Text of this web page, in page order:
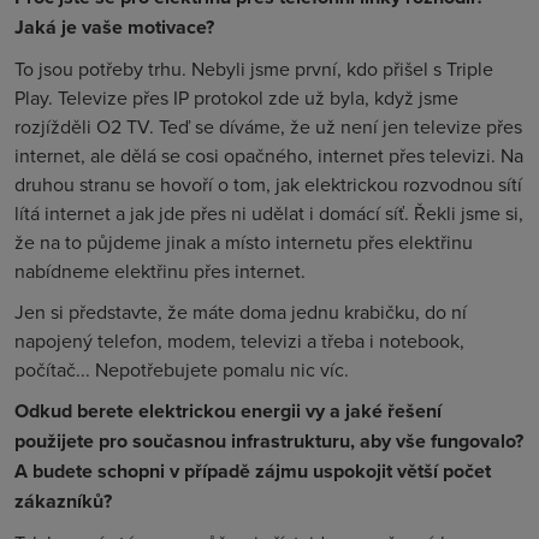
Jaká je vaše motivace?
To jsou potřeby trhu. Nebyli jsme první, kdo přišel s Triple
Play. Televize přes IP protokol zde už byla, když jsme
rozjížděli O2 TV. Teď se díváme, že už není jen televize přes
internet, ale dělá se cosi opačného, internet přes televizi. Na
druhou stranu se hovoří o tom, jak elektrickou rozvodnou sítí
lítá internet a jak jde přes ni udělat i domácí síť. Řekli jsme si,
že na to půjdeme jinak a místo internetu přes elektřinu
nabídneme elektřinu přes internet.
Jen si představte, že máte doma jednu krabičku, do ní
napojený telefon, modem, televizi a třeba i notebook,
počítač... Nepotřebujete pomalu nic víc.
Odkud berete elektrickou energii vy a jaké řešení
použijete pro současnou infrastrukturu, aby vše fungovalo?
A budete schopni v případě zájmu uspokojit větší počet
zákazníků?